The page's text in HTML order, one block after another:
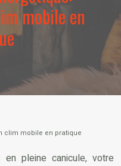
mobile en
clim mobile en pratique
pleine canicule, votre